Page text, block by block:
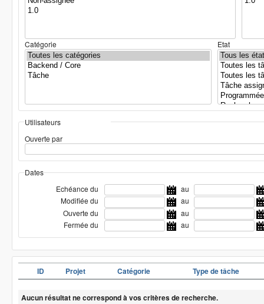
Catégorie Etat
Utilisateurs
Ouverte par
Dates
Echéance du
au
Modifiée du
au
Ouverte du
au
Fermée du
au
ID Projet Catégorie Type de tâche
Aucun résultat ne correspond à vos critères de recherche.